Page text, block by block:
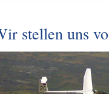
stellen uns